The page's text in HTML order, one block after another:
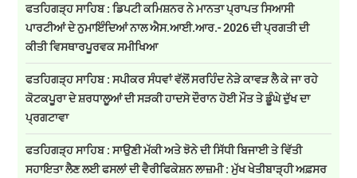
ਫਤਹਿਗੜ੍ਹ ਸਾਹਿਬ : ਡਿਪਟੀ ਕਮਿਸ਼ਨਰ ਨੇ ਮਾਨਤਾ ਪ੍ਰਾਪਤ ਸਿਆਸੀ
ਪਾਰਟੀਆਂ ਦੇ ਨੁਮਾਇੰਦਿਆਂ ਨਾਲ ਐਸ.ਆਈ.ਆਰ.- 2026 ਦੀ ਪ੍ਰਗਤੀ ਦੀ
ਕੀਤੀ ਵਿਸਥਾਰਪੂਰਵਕ ਸਮੀਖਿਆ
ਫਤਹਿਗੜ੍ਹ ਸਾਹਿਬ : ਸਪੀਕਰ ਸੰਧਵਾਂ ਵੱਲੋਂ ਸਰਹਿੰਦ ਨੇੜੇ ਕਾਵੜ ਲੈ ਕੇ ਜਾ ਰਹੇ
ਕੋਟਕਪੂਰਾ ਦੇ ਸ਼ਰਧਾਲੂਆਂ ਦੀ ਸੜਕੀ ਹਾਦਸੇ ਦੌਰਾਨ ਹੋਈ ਮੌਤ ਤੇ ਡੂੰਘੇ ਦੁੱਖ ਦਾ
ਪ੍ਰਗਟਾਵਾ
ਫਤਹਿਗੜ੍ਹ ਸਾਹਿਬ : ਸਾਉਣੀ ਮੱਕੀ ਅਤੇ ਝੋਨੇ ਦੀ ਸਿੱਧੀ ਬਿਜਾਈ ਤੇ ਵਿੱਤੀ
ਸਹਾਇਤਾ ਲੈਣ ਲਈ ਫਸਲਾਂ ਦੀ ਵੈਰੀਫਿਕੇਸ਼ਨ ਲਾਜ਼ਮੀ : ਮੁੱਖ ਖੇਤੀਬਾੜ੍ਹੀ ਅਫ਼ਸਰ